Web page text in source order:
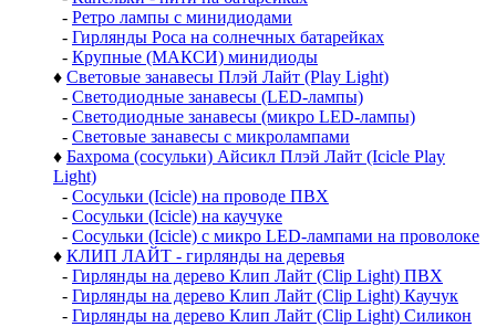
- Ретро лампы с минидиодами
- Гирлянды Роса на солнечных батарейках
- Крупные (МАКСИ) минидиоды
♦ Световые занавесы Плэй Лайт (Play Light)
- Светодиодные занавесы (LED-лампы)
- Светодиодные занавесы (микро LED-лампы)
- Световые занавесы с микролампами
♦ Бахрома (сосульки) Айсикл Плэй Лайт (Icicle Play
Light)
- Сосульки (Icicle) на проводе ПВХ
- Сосульки (Icicle) на каучуке
- Сосульки (Icicle) с микро LED-лампами на проволоке
♦ КЛИП ЛАЙТ - гирлянды на деревья
- Гирлянды на дерево Клип Лайт (Clip Light) ПВХ
- Гирлянды на дерево Клип Лайт (Clip Light) Каучук
- Гирлянды на дерево Клип Лайт (Clip Light) Силикон